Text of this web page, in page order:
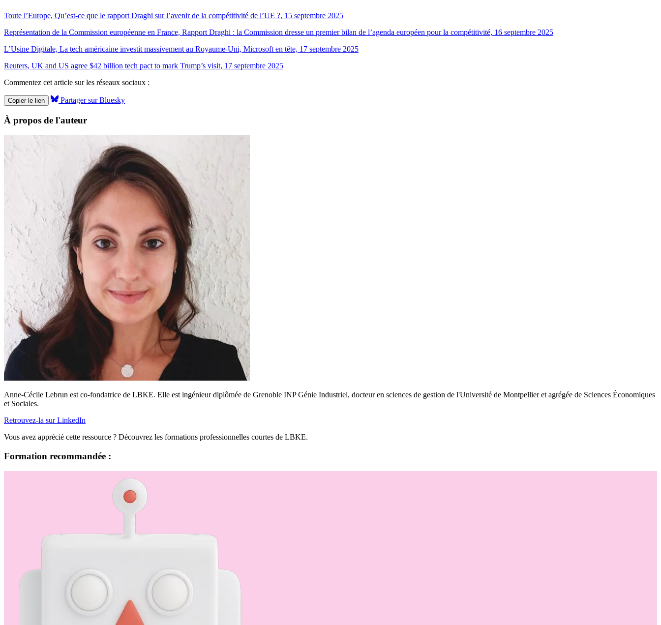
Toute l’Europe, Qu’est-ce que le rapport Draghi sur l’avenir de la compétitivité de l’UE ?, 15 septembre 2025
Représentation de la Commission européenne en France, Rapport Draghi : la Commission dresse un premier bilan de l’agenda européen pour la compétitivité, 16 septembre 2025
L’Usine Digitale, La tech américaine investit massivement au Royaume-Uni, Microsoft en tête, 17 septembre 2025
Reuters, UK and US agree $42 billion tech pact to mark Trump’s visit, 17 septembre 2025
Commentez cet article sur les réseaux sociaux :
Copier le lien Partager sur Bluesky
À propos de l'auteur
Anne-Cécile Lebrun est co-fondatrice de LBKE. Elle est ingénieur diplômée de Grenoble INP Génie Industriel, docteur en sciences de gestion de l'Université de Montpellier et agrégée de Sciences Économiques
et Sociales.
Retrouvez-la sur LinkedIn
Vous avez apprécié cette ressource ? Découvrez les formations professionnelles courtes de LBKE.
Formation recommandée :